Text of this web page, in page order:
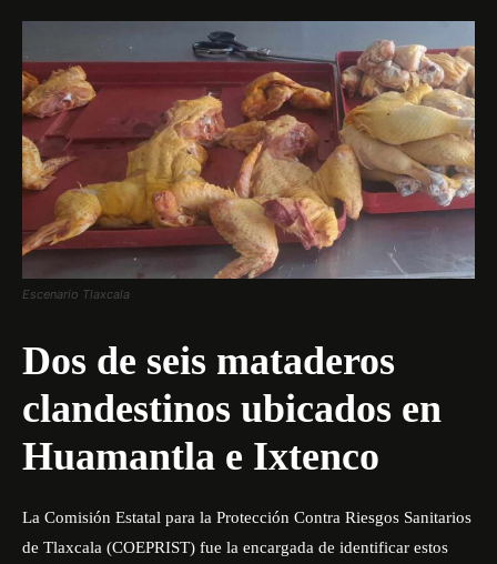
Escenario Tlaxcala
Dos de seis mataderos
clandestinos ubicados en
Huamantla e Ixtenco
La Comisión Estatal para la Protección Contra Riesgos Sanitarios
de Tlaxcala (COEPRIST) fue la encargada de identificar estos